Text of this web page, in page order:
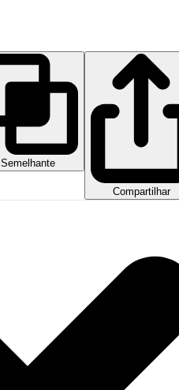
Semelhante
Compartilhar